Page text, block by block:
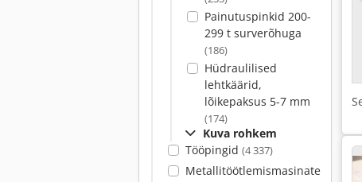
Painutuspinkid 200-
299 t surverõhuga
(186)
Hüdraulilised
lehtkäärid,
lõikepaksus 5-7 mm
(174)
Kuva rohkem
Tööpingid (4 337)
Metallitöötlemismasinate